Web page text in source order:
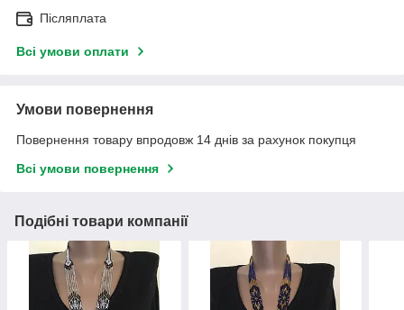
Післяплата
Всі умови оплати
Умови повернення
Повернення товару впродовж 14 днів за рахунок покупця
Всі умови повернення
Подібні товари компанії